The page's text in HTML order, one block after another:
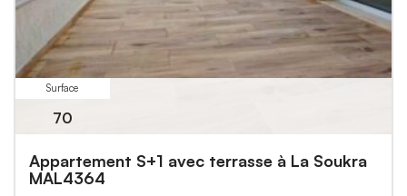
Surface
70
Appartement S+1 avec terrasse à La Soukra
MAL4364